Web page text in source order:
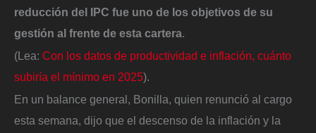
reducción del IPC fue uno de los objetivos de su
gestión al frente de esta cartera.
(Lea: Con los datos de productividad e inflación, cuánto
subiría el mínimo en 2025).
En un balance general, Bonilla, quien renunció al cargo
esta semana, dijo que el descenso de la inflación y la